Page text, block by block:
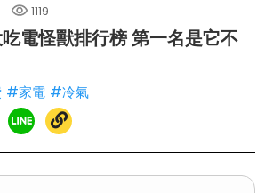
1119
吃電怪獸排行榜 第一名是它不
#家電 #冷氣